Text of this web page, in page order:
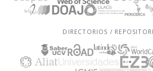
DIRECTORIOS /